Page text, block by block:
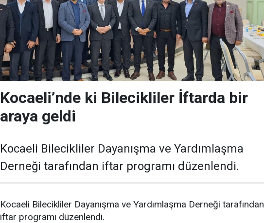
Kocaeli’nde ki Bilecikliler İftarda bir
araya geldi
Kocaeli Bilecikliler Dayanışma ve Yardımlaşma
Derneği tarafından iftar programı düzenlendi.
Kocaeli Bilecikliler Dayanışma ve Yardımlaşma Derneği tarafından
iftar programı düzenlendi.